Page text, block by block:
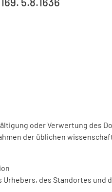
oder Verwertung des
der üblichen
Urhebers, des Standortes und